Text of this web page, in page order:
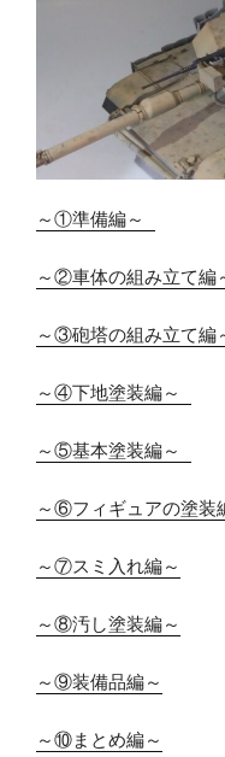
～①準備編～
～②車体の組み立て編
～③砲塔の組み立て編
～④下地塗装編～
～⑤基本塗装編～
～⑥フィギュアの塗装
～⑦スミ入れ編～
～⑧汚し塗装編～
～⑨装備品編～
～⑩まとめ編～